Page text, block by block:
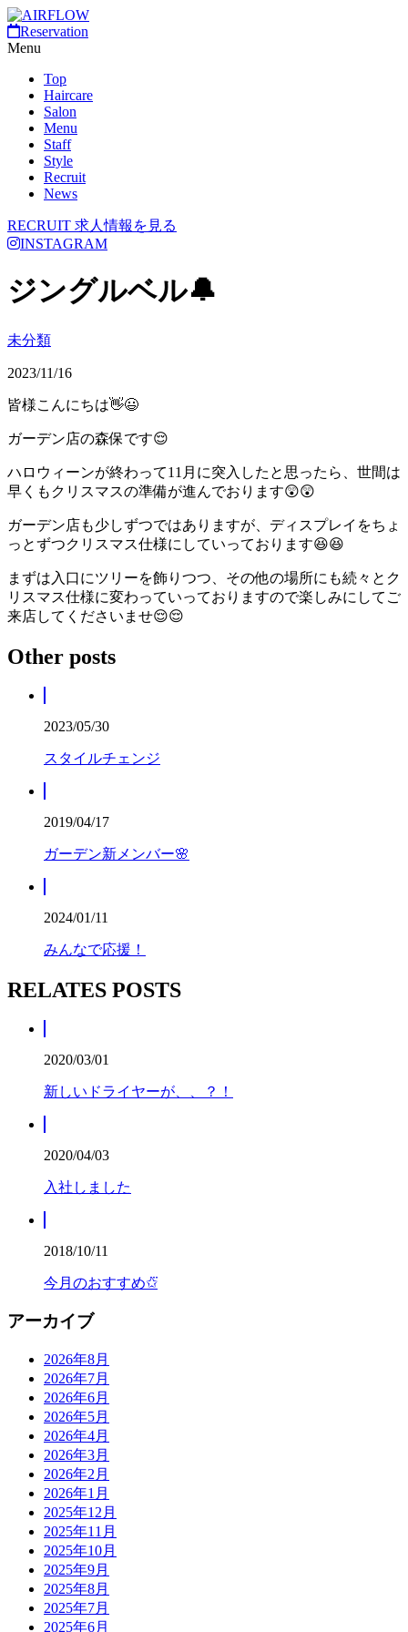
Reservation
Menu
Top
Haircare
Salon
Menu
Staff
Style
Recruit
News
RECRUIT 求人情報を見る
INSTAGRAM
ジングルベル🔔
未分類
2023/11/16
皆様こんにちは👋😃
ガーデン店の森保です😌
ハロウィーンが終わって11月に突入したと思ったら、世間は
早くもクリスマスの準備が進んでおります😲😲
ガーデン店も少しずつではありますが、ディスプレイをちょ
っとずつクリスマス仕様にしていっております😆😆
まずは入口にツリーを飾りつつ、その他の場所にも続々とク
リスマス仕様に変わっていっておりますので楽しみにしてご
来店してくださいませ😌😌
Other posts
2023/05/30
スタイルチェンジ
2019/04/17
ガーデン新メンバー🌸
2024/01/11
みんなで応援！
RELATES POSTS
2020/03/01
新しいドライヤーが、、？！
2020/04/03
入社しました
2018/10/11
今月のおすすめ✩⃛
アーカイブ
2026年8月
2026年7月
2026年6月
2026年5月
2026年4月
2026年3月
2026年2月
2026年1月
2025年12月
2025年11月
2025年10月
2025年9月
2025年8月
2025年7月
2025年6月